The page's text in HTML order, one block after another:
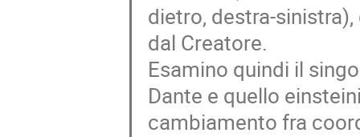
dietro, destra-
dal Creatore.
Esamino quindi il
Dante e quello
cambiamento fra